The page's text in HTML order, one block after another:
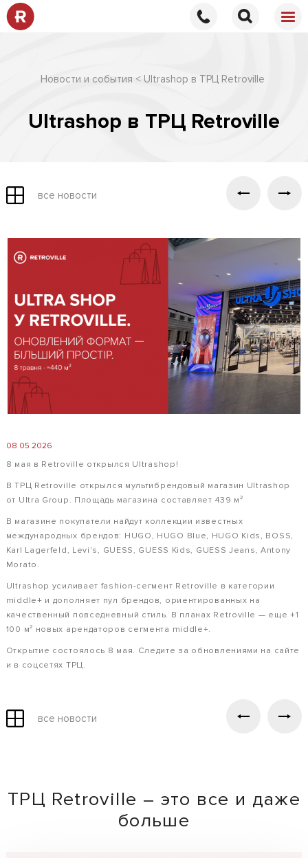
Новости и события Ultrashop в ТРЦ Retroville
Ultrashop в ТРЦ Retroville
все новости
08 05 2026
8 мая в Retroville открылся Ultrashop!
В ТРЦ Retroville открылся мультибрендовый магазин Ultrashop
от Ultra Group. Площадь магазина составляет 439 м²
В магазине покупатели найдут коллекции известных
международных брендов: HUGO, HUGO Blue, HUGO Kids, BOSS,
Karl Lagerfeld, Levi's, GUESS, GUESS Kids, GUESS Jeans, Antony
Morato.
Ultrashop усиливает fashion-сегмент Retroville в категории
middle+ и дополняет пул брендов, ориентированных на
качественный повседневный стиль. В планах Retroville — еще +1
100 м² новых арендаторов сегмента middle+.
Открытие состоялось 8 мая. Следите за обновлениями на сайте
и в соцсетях ТРЦ.
все новости
ТРЦ Retroville – это все и даже
больше